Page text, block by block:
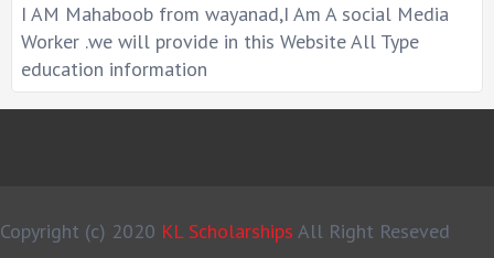
I AM Mahaboob from wayanad,I Am A social Media
Worker .we will provide in this Website All Type
education information
Copyright (c) 2020 KL Scholarships All Right Reseved